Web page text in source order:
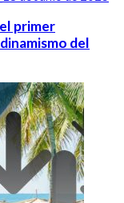
primer
del